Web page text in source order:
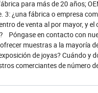
para más de 20 años;
¿una fábrica o empresa
de venta al por mayor, y
Póngase en contacto con
muestras a la mayoría
de joyas? Cuándo
comerciantes de número